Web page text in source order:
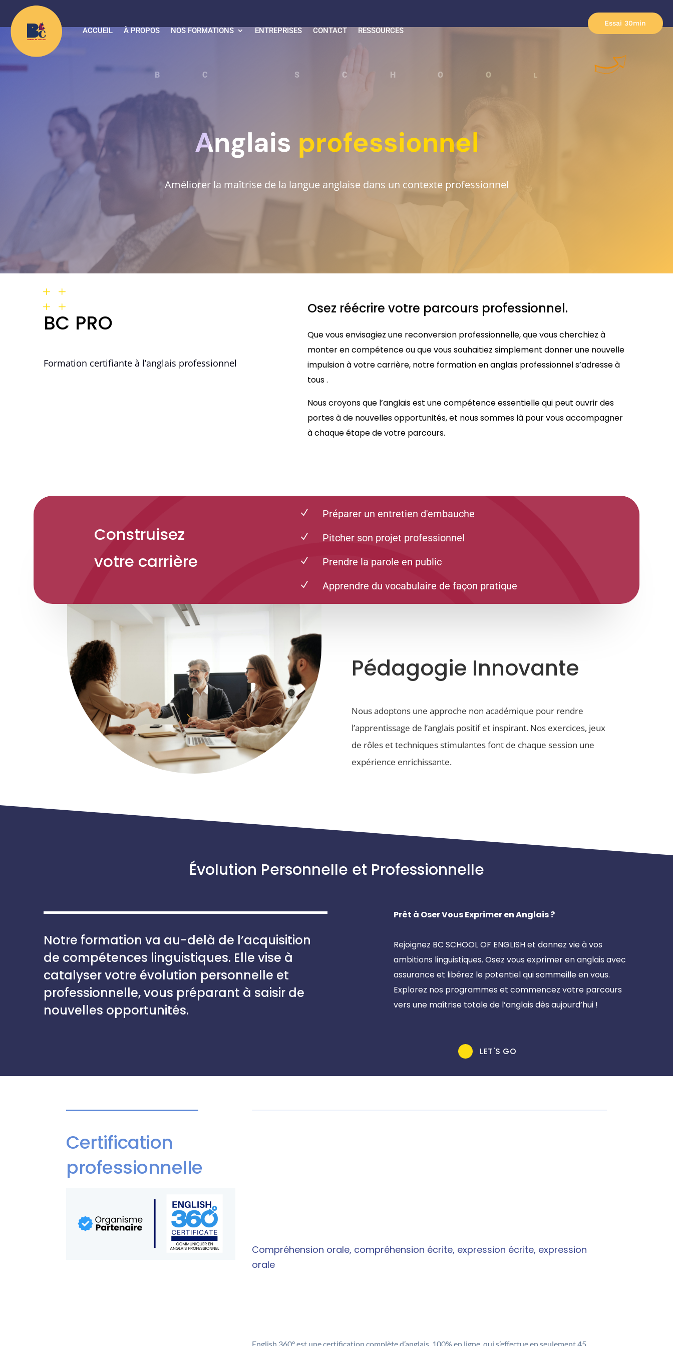
ACCUEIL À PROPOS NOS FORMATIONS ENTREPRISES CONTACT RESSOURCES
Essai 30min
BC SCHOO L
Anglais professionnel
Améliorer la maîtrise de la langue anglaise dans un contexte professionnel
BC PRO
Formation certifiante à l’anglais professionnel
Osez réécrire votre parcours professionnel.
Que vous envisagiez une reconversion professionnelle, que vous cherchiez à
monter en compétence ou que vous souhaitiez simplement donner une nouvelle
impulsion à votre carrière, notre formation en anglais professionnel s’adresse à
tous .
Nous croyons que l’anglais est une compétence essentielle qui peut ouvrir des
portes à de nouvelles opportunités, et nous sommes là pour vous accompagner
à chaque étape de votre parcours.
Construisez
votre carrière
N Préparer un entretien d'embauche
N Pitcher son projet professionnel
N Prendre la parole en public
N Apprendre du vocabulaire de façon pratique
Pédagogie Innovante
Nous adoptons une approche non académique pour rendre
l’apprentissage de l’anglais positif et inspirant. Nos exercices, jeux
de rôles et techniques stimulantes font de chaque session une
expérience enrichissante.
Évolution Personnelle et Professionnelle
Notre formation va au-delà de l’acquisition
de compétences linguistiques. Elle vise à
catalyser votre évolution personnelle et
professionnelle, vous préparant à saisir de
nouvelles opportunités.
Prêt à Oser Vous Exprimer en Anglais ?
Rejoignez BC SCHOOL OF ENGLISH et donnez vie à vos
ambitions linguistiques. Osez vous exprimer en anglais avec
assurance et libérez le potentiel qui sommeille en vous.
Explorez nos programmes et commencez votre parcours
vers une maîtrise totale de l’anglais dès aujourd’hui !
LET'S GO
Certification
professionnelle
Compréhension orale, compréhension écrite, expression écrite, expression
orale
English 360° est une certification complète d’anglais, 100% en ligne, qui s’effectue en seulement 45
is
new day
studying
and
practicing
SCHOOL